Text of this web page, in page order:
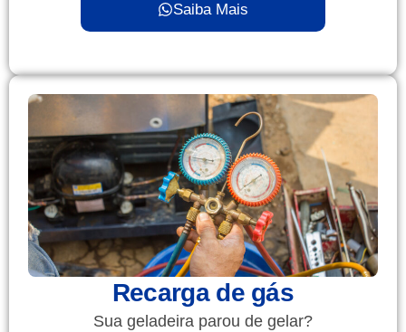
Saiba Mais
Recarga de gás
Sua geladeira parou de gelar?